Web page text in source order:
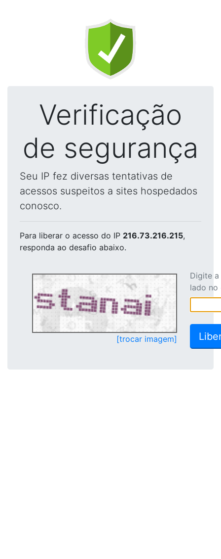
Verificação
de segurança
Seu IP fez diversas tentativas de
acessos suspeitos a sites hospedados
conosco.
Para liberar o acesso do IP 216.73.216.215,
responda ao desafio abaixo.
[trocar imagem]
Digite
lado no